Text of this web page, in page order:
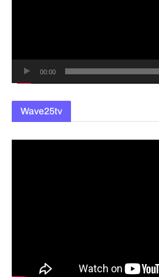
00:00
Wave25tv